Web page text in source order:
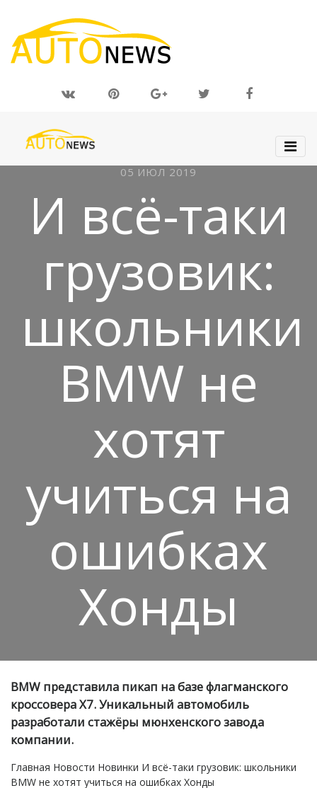
05 ИЮЛ 2019
И всё-таки
грузовик:
школьники
BMW не
хотят
учиться на
ошибках
Хонды
BMW представила пикап на базе флагманского
кроссовера Х7. Уникальный автомобиль
разработали стажёры мюнхенского завода
компании.
Главная Новости Новинки И всё-таки грузовик: школьники
BMW не хотят учиться на ошибках Хонды